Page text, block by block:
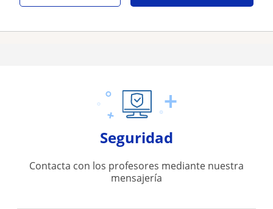
Seguridad
Contacta con los profesores mediante nuestra
mensajería